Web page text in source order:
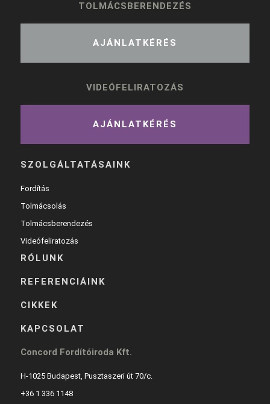
TOLMÁCSBERENDEZÉS
AJÁNLATKÉRÉS
VIDEÓFELIRATOZÁS
AJÁNLATKÉRÉS
SZOLGÁLTATÁSAINK
Fordítás
Tolmácsolás
Tolmácsberendezés
Videófeliratozás
RÓLUNK
REFERENCIÁINK
CIKKEK
KAPCSOLAT
Concord Fordítóiroda Kft.
H-1025 Budapest, Pusztaszeri út 70/c.
+36 1 336 1148